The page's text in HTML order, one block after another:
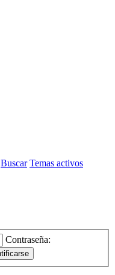
Buscar Temas activos
Contraseña: